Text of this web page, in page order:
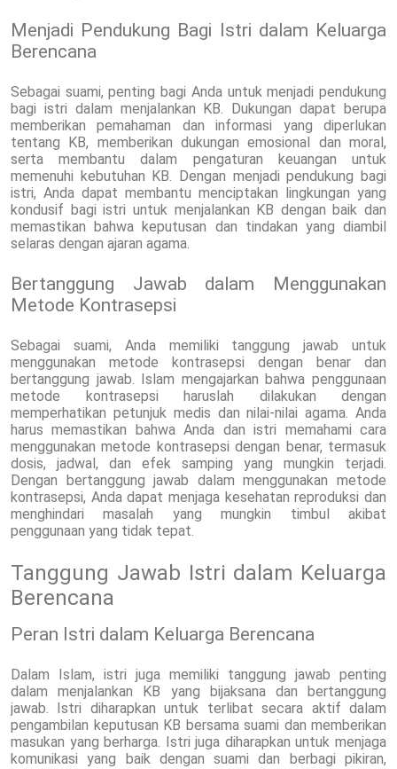
Menjadi Pendukung Bagi Istri dalam Keluarga
Berencana
Sebagai suami, penting bagi Anda untuk menjadi pendukung
bagi istri dalam menjalankan KB. Dukungan dapat berupa
memberikan pemahaman dan informasi yang diperlukan
tentang KB, memberikan dukungan emosional dan moral,
serta membantu dalam pengaturan keuangan untuk
memenuhi kebutuhan KB. Dengan menjadi pendukung bagi
istri, Anda dapat membantu menciptakan lingkungan yang
kondusif bagi istri untuk menjalankan KB dengan baik dan
memastikan bahwa keputusan dan tindakan yang diambil
selaras dengan ajaran agama.
Bertanggung Jawab dalam Menggunakan
Metode Kontrasepsi
Sebagai suami, Anda memiliki tanggung jawab untuk
menggunakan metode kontrasepsi dengan benar dan
bertanggung jawab. Islam mengajarkan bahwa penggunaan
metode kontrasepsi haruslah dilakukan dengan
memperhatikan petunjuk medis dan nilai-nilai agama. Anda
harus memastikan bahwa Anda dan istri memahami cara
menggunakan metode kontrasepsi dengan benar, termasuk
dosis, jadwal, dan efek samping yang mungkin terjadi.
Dengan bertanggung jawab dalam menggunakan metode
kontrasepsi, Anda dapat menjaga kesehatan reproduksi dan
menghindari masalah yang mungkin timbul akibat
penggunaan yang tidak tepat.
Tanggung Jawab Istri dalam Keluarga
Berencana
Peran Istri dalam Keluarga Berencana
Dalam Islam, istri juga memiliki tanggung jawab penting
dalam menjalankan KB yang bijaksana dan bertanggung
jawab. Istri diharapkan untuk terlibat secara aktif dalam
pengambilan keputusan KB bersama suami dan memberikan
masukan yang berharga. Istri juga diharapkan untuk menjaga
komunikasi yang baik dengan suami dan berbagi pikiran,